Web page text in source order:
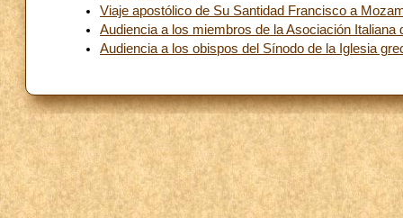
Viaje apostólico de Su Santidad Francisco a
Audiencia a los miembros de la Asociación
Audiencia a los obispos del Sínodo de la Iglesia